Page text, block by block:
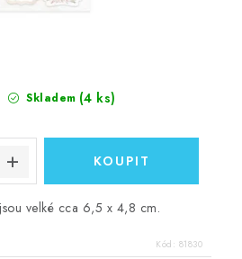
Skladem (4 ks)
velké cca 6,5 x 4,8 cm.
Kód: 81830